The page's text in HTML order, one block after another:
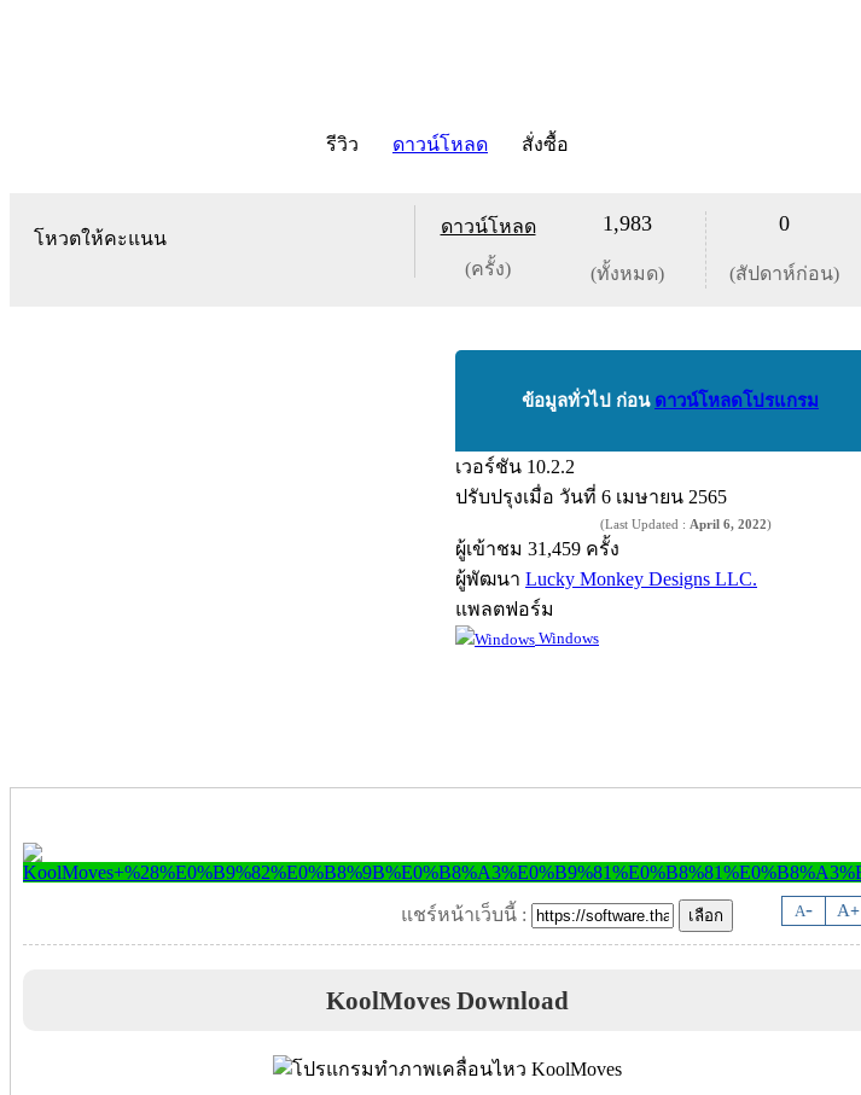
รีวิว ดาวน์โหลด สั่งซื้อ
โหวตให้คะแนน
ดาวน์โหลด
(ครั้ง)
1,983
(ทั้งหมด)
0
(สัปดาห์ก่อน)
ข้อมูลทั่วไป ก่อน ดาวน์โหลดโปรแกรม
เวอร์ชัน 10.2.2
ปรับปรุงเมื่อ วันที่ 6 เมษายน 2565
(Last Updated : April 6, 2022)
ผู้เข้าชม 31,459 ครั้ง
ผู้พัฒนา Lucky Monkey Designs LLC.
แพลตฟอร์ม
Windows
A- A+
แชร์หน้าเว็บนี้ :
KoolMoves Download